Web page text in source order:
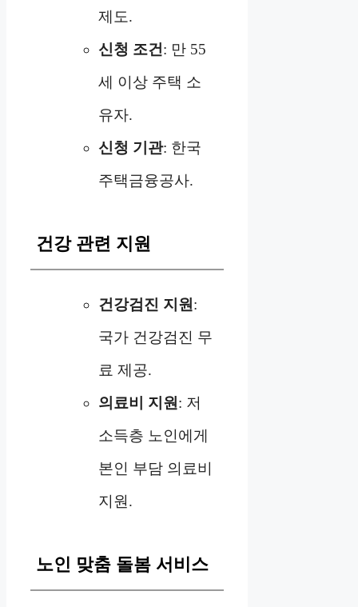
제도.
신청 조건: 만 55
세 이상 주택 소
유자.
신청 기관: 한국
주택금융공사.
건강 관련 지원
건강검진 지원:
국가 건강검진 무
료 제공.
의료비 지원: 저
소득층 노인에게
본인 부담 의료비
지원.
노인 맞춤 돌봄 서비스